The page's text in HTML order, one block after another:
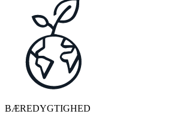
BÆREDYGTIGHED